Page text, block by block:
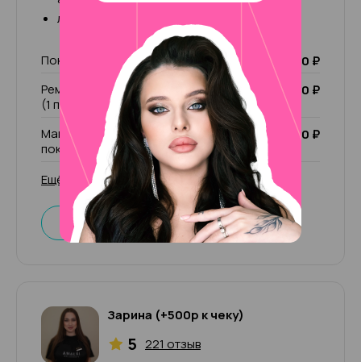
легкие дизайны, френч, ремонт
Покрытие Лечебный лак
1 000 ₽
Ремонт ногтя (1 пальчик)/ чужой ремонт
(1 пальчик)
200 ₽
Маникюр комбинированный без
покрытия
2 000 ₽
Ещё 29 услуг
Записаться
Зарина (+500р к чеку)
5 221 отзыв